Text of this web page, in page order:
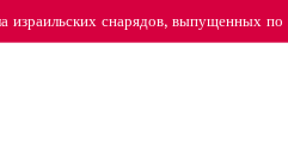
израильских снарядов, выпущенных